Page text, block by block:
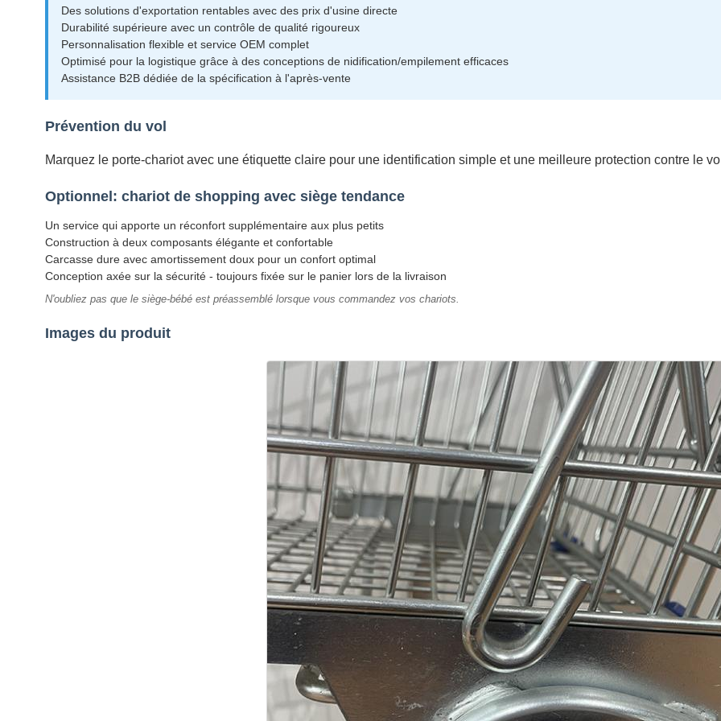
Des solutions d'exportation rentables avec des prix d'usine directe
Durabilité supérieure avec un contrôle de qualité rigoureux
Personnalisation flexible et service OEM complet
Optimisé pour la logistique grâce à des conceptions de nidification/empilement efficaces
Assistance B2B dédiée de la spécification à l'après-vente
Prévention du vol
Marquez le porte-chariot avec une étiquette claire pour une identification simple et une meilleure protection contre le
Optionnel: chariot de shopping avec siège tendance
Un service qui apporte un réconfort supplémentaire aux plus petits
Construction à deux composants élégante et confortable
Carcasse dure avec amortissement doux pour un confort optimal
Conception axée sur la sécurité - toujours fixée sur le panier lors de la livraison
N'oubliez pas que le siège-bébé est préassemblé lorsque vous commandez vos chariots.
Images du produit